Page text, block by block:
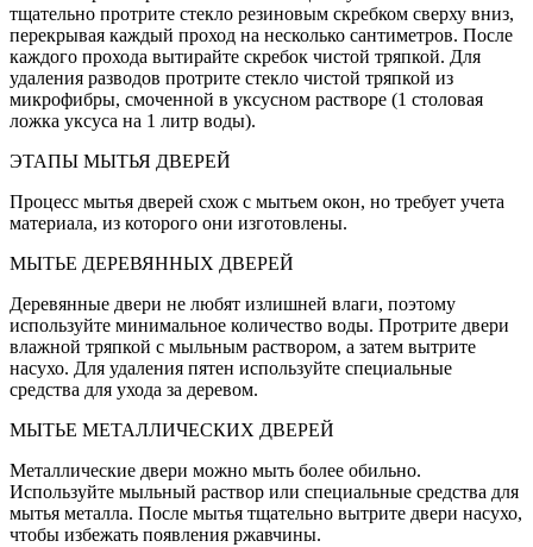
тщательно протрите стекло резиновым скребком сверху вниз,
перекрывая каждый проход на несколько сантиметров. После
каждого прохода вытирайте скребок чистой тряпкой. Для
удаления разводов протрите стекло чистой тряпкой из
микрофибры, смоченной в уксусном растворе (1 столовая
ложка уксуса на 1 литр воды).
ЭТАПЫ МЫТЬЯ ДВЕРЕЙ
Процесс мытья дверей схож с мытьем окон, но требует учета
материала, из которого они изготовлены.
МЫТЬЕ ДЕРЕВЯННЫХ ДВЕРЕЙ
Деревянные двери не любят излишней влаги, поэтому
используйте минимальное количество воды. Протрите двери
влажной тряпкой с мыльным раствором, а затем вытрите
насухо. Для удаления пятен используйте специальные
средства для ухода за деревом.
МЫТЬЕ МЕТАЛЛИЧЕСКИХ ДВЕРЕЙ
Металлические двери можно мыть более обильно.
Используйте мыльный раствор или специальные средства для
мытья металла. После мытья тщательно вытрите двери насухо,
чтобы избежать появления ржавчины.